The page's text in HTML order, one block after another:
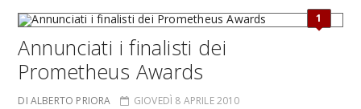
1
Annunciati i finalisti dei
Prometheus Awards
DI ALBERTO PRIORA GIOVEDÌ 8 APRILE 2010